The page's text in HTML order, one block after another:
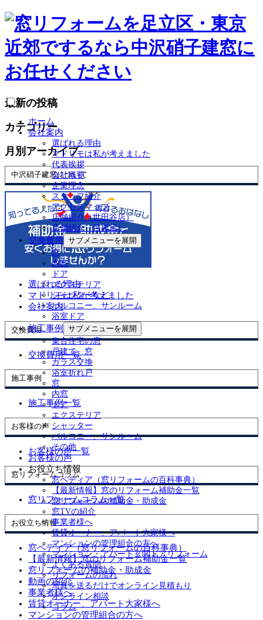
ホーム
会社案内
選ばれる理由
マドリモは私が考えました
代表挨拶
会社概要
企業理念
スタッフ紹介
アクセスマップ
店舗紹介（世田谷店）
店舗紹介（目黒店）
交換費用
サブメニューを展開
窓
内窓
ドア
エクステリア
シャッターなど
バルコニー、サンルーム
浴室ドア
施工事例
サブメニューを展開
集合住宅の窓
戸建て 窓
ガラス交換
浴室折れ戸
窓
内窓
ドア
エクステリア
シャッター
バルコニー、サンルーム
その他
お客様の声
お役立ち情報
窓ペディア（窓リフォームの百科事典）
【最新情報】窓のリフォーム補助金一覧
窓リフォームの補助金・助成金
窓TVの紹介
事業者様へ
賃貸オーナー、アパート大家様へ
マンションの管理組合の方へ
マンション・アパート玄関ドアリフォーム
よくある質問
リフォームの流れ
写真を送るだけでオンライン見積もり
オンライン相談
コラム
最新の投稿
カテゴリー
月別アーカイブ
中沢硝子建窓について
選ばれる理由
マドリモは私が考えました
会社案内
交換費用
交換費用一覧
施工事例
施工事例一覧
お客様の声
お客様の声一覧
窓リフォームコラム
窓リフォームコラム一覧
お役立ち情報
窓ペディア（窓リフォームの百科事典）
【最新情報】窓のリフォーム補助金一覧
窓リフォームの補助金・助成金
動画の紹介
事業者様へ
賃貸オーナー、アパート大家様へ
マンションの管理組合の方へ